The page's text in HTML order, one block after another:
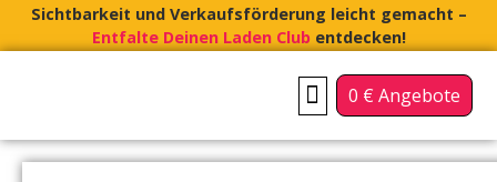
Sichtbarkeit und Verkaufsförderung leicht gemacht –
Entfalte Deinen Laden Clubentdecken!
0 € Angebote